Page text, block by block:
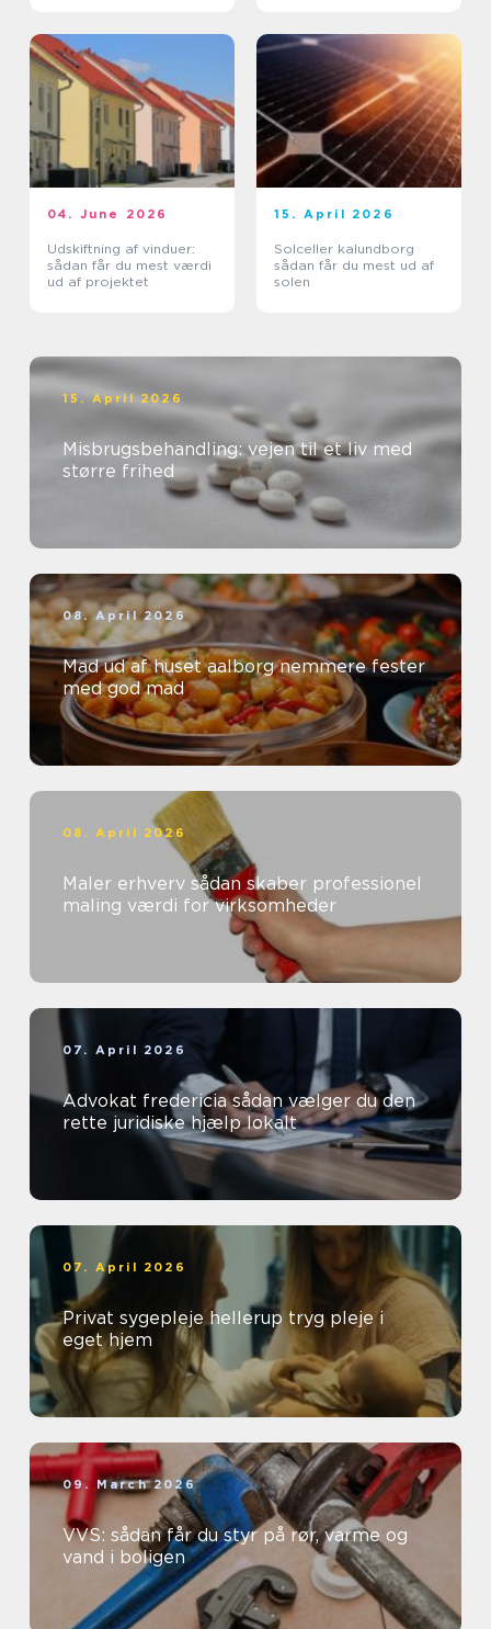
04. June 2026
Udskiftning af vinduer:
sådan får du mest værdi
ud af projektet
15. April 2026
Solceller kalundborg
sådan får du mest ud af
solen
15. April 2026
Misbrugsbehandling: vejen til et liv med
større frihed
08. April 2026
Mad ud af huset aalborg nemmere fester
med god mad
08. April 2026
Maler erhverv sådan skaber professionel
maling værdi for virksomheder
07. April 2026
Advokat fredericia sådan vælger du den
rette juridiske hjælp lokalt
07. April 2026
Privat sygepleje hellerup tryg pleje i
eget hjem
09. March 2026
VVS: sådan får du styr på rør, varme og
vand i boligen